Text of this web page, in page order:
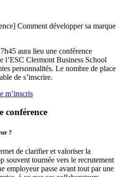
Comment développer sa marque
aura lieu une conférence
Clermont Business School
personnalités. Le nombre de place
de s’inscrire.
m’inscris
conférence
?
de clarifier et valoriser la
souvent tournée vers le recrutement
employeur passe avant tout par une